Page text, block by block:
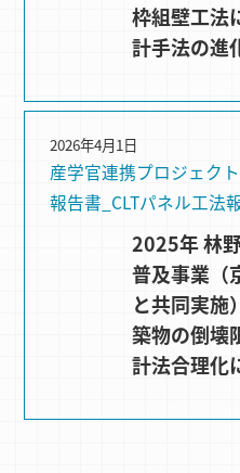
枠組壁工法
計手法の進
産学官連携プロジェクト
報告書_CLTパネル工法
2026年4月1日
2025年 林
普及事業（
と共同実施
築物の倒壊
計法合理化